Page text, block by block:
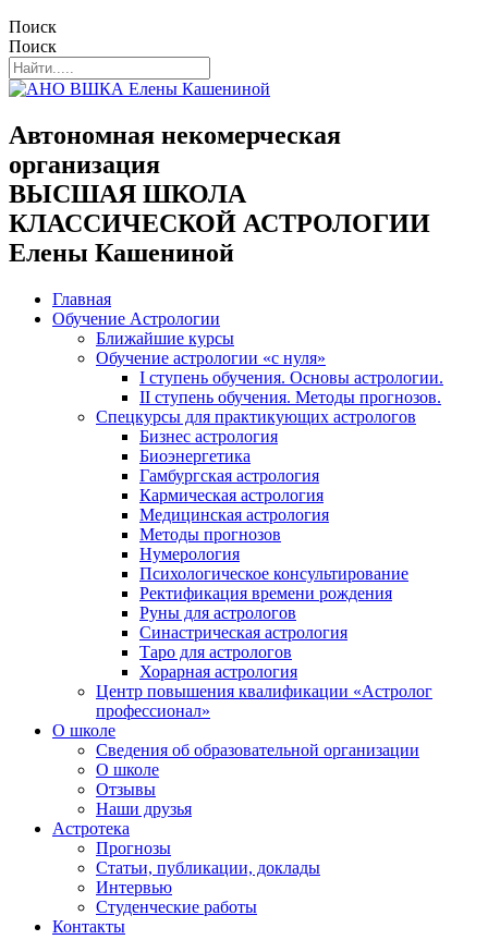
Поиск
Поиск
Автономная некомерческая
организация
ВЫСШАЯ ШКОЛА
КЛАССИЧЕСКОЙ АСТРОЛОГИИ
Елены Кашениной
Главная
Обучение Астрологии
Ближайшие курсы
Обучение астрологии «с нуля»
I ступень обучения. Основы астрологии.
II ступень обучения. Методы прогнозов.
Спецкурсы для практикующих астрологов
Бизнес астрология
Биоэнергетика
Гамбургская астрология
Кармическая астрология
Медицинская астрология
Методы прогнозов
Нумерология
Психологическое консультирование
Ректификация времени рождения
Руны для астрологов
Синастрическая астрология
Таро для астрологов
Хорарная астрология
Центр повышения квалификации «Астролог
профессионал»
О школе
Сведения об образовательной организации
О школе
Отзывы
Наши друзья
Астротека
Прогнозы
Статьи, публикации, доклады
Интервью
Студенческие работы
Контакты